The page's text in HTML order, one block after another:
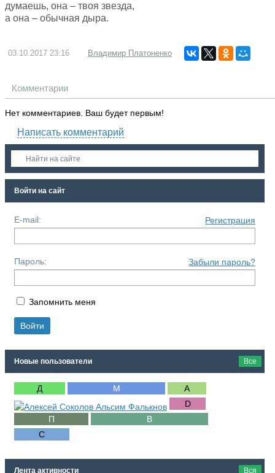
думаешь, она – твоя звезда,
а она – обычная дыра.
03.10.2017 23:16 Владимир Платоненко
Комментарии
Нет комментариев. Ваш будет первым!
Написать комментарий
Войти на сайт
E-mail: Регистрация
Пароль: Забыли пароль?
Запомнить меня
Новые пользователи Все
Лента активности Вся